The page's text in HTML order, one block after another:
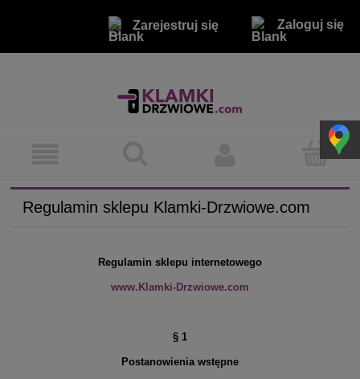
Zarejestruj się Zaloguj się
Regulamin sklepu Klamki-Drzwiowe.com
Regulamin sklepu internetowego
www.Klamki-Drzwiowe.com
§ 1
Postanowienia wstępne